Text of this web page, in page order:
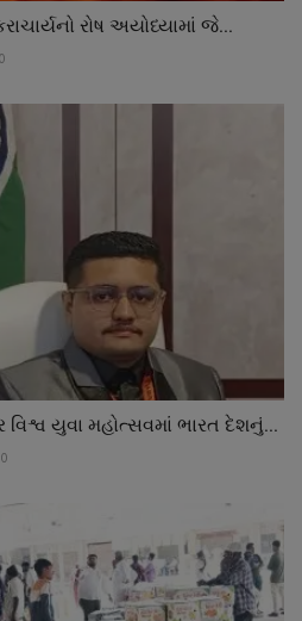
રોષ અયોધ્યામાં જે...
0
યુવા મહોત્સવમાં ભારત દેશનું...
0